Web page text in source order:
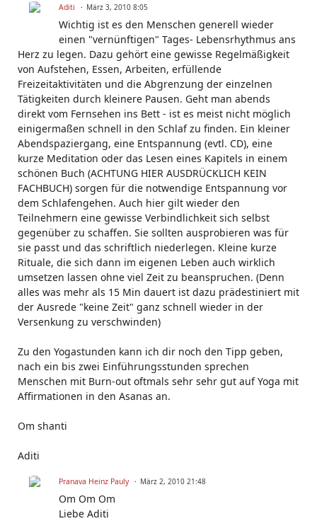
Aditi März 3, 2010 8:05
Wichtig ist es den Menschen generell wieder
einen "vernünftigen" Tages- Lebensrhythmus ans
Herz zu legen. Dazu gehört eine gewisse Regelmäßigkeit
von Aufstehen, Essen, Arbeiten, erfüllende
Freizeitaktivitäten und die Abgrenzung der einzelnen
Tätigkeiten durch kleinere Pausen. Geht man abends
direkt vom Fernsehen ins Bett - ist es meist nicht möglich
einigermaßen schnell in den Schlaf zu finden. Ein kleiner
Abendspaziergang, eine Entspannung (evtl. CD), eine
kurze Meditation oder das Lesen eines Kapitels in einem
schönen Buch (ACHTUNG HIER AUSDRÜCKLICH KEIN
FACHBUCH) sorgen für die notwendige Entspannung vor
dem Schlafengehen. Auch hier gilt wieder den
Teilnehmern eine gewisse Verbindlichkeit sich selbst
gegenüber zu schaffen. Sie sollten ausprobieren was für
sie passt und das schriftlich niederlegen. Kleine kurze
Rituale, die sich dann im eigenen Leben auch wirklich
umsetzen lassen ohne viel Zeit zu beanspruchen. (Denn
alles was mehr als 15 Min dauert ist dazu prädestiniert mit
der Ausrede "keine Zeit" ganz schnell wieder in der
Versenkung zu verschwinden)
Zu den Yogastunden kann ich dir noch den Tipp geben,
nach ein bis zwei Einführungsstunden sprechen
Menschen mit Burn-out oftmals sehr sehr gut auf Yoga mit
Affirmationen in den Asanas an.
Om shanti
Aditi
Pranava Heinz Pauly März 2, 2010 21:48
Om Om Om
Liebe Aditi